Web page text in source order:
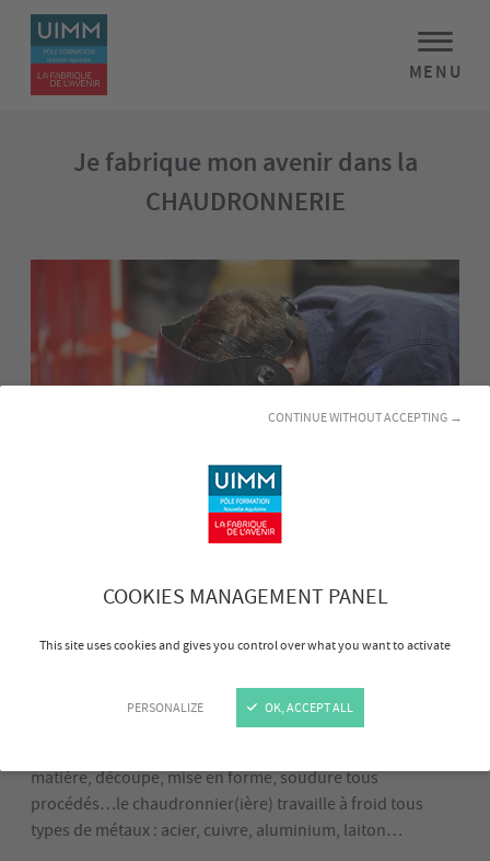
COOKIES MANAGEMENT PANEL
This site uses cookies and gives you control over what you want to activate
PERSONALIZE
CONTINUE WITHOUT ACCEPTING →
OK, ACCEPT ALL
MENU
Je fabrique mon avenir dans la
CHAUDRONNERIE
La chaudronnerie, c’est quoi ?
Le chaudronnier(ière) fabrique à l’unité ou en petite série
tous types de pièces métalliques à partir de tôles et/ou
profilés de fine, moyenne ou forte épaisseur.
matière, découpe, mise en forme, soudure tous
procédés…le chaudronnier(ière) travaille à froid tous
types de métaux : acier, cuivre, aluminium, laiton…